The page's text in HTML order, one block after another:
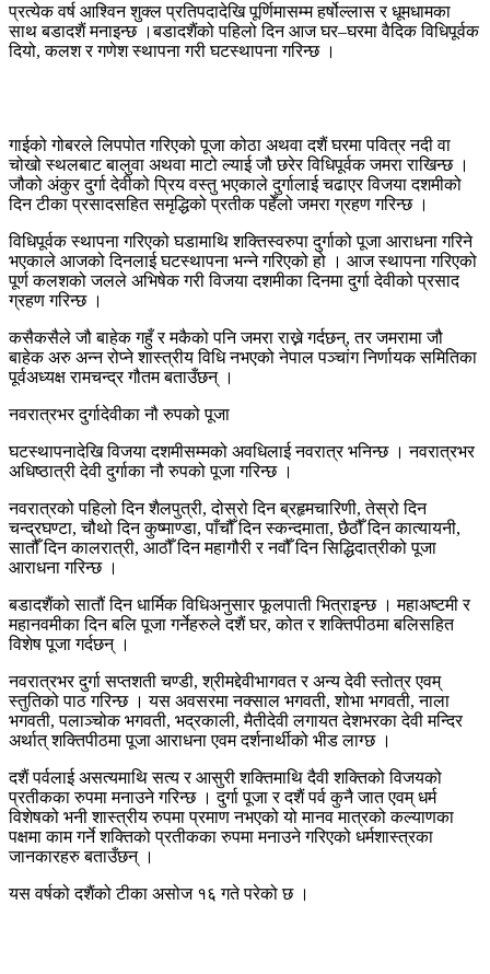
प्रत्येक वर्ष आश्विन शुक्ल प्रतिपदादेखि पूर्णिमासम्म हर्षोल्लास र धूमधामका
साथ बडादशैं मनाइन्छ ।बडादशैंको पहिलो दिन आज घर–घरमा वैदिक विधिपूर्वक
दियो, कलश र गणेश स्थापना गरी घटस्थापना गरिन्छ ।
गाईको गोबरले लिपपोत गरिएको पूजा कोठा अथवा दशैं घरमा पवित्र नदी वा
चोखो स्थलबाट बालुवा अथवा माटो ल्याई जौ छरेर विधिपूर्वक जमरा राखिन्छ ।
जौको अंकुर दुर्गा देवीको प्रिय वस्तु भएकाले दुर्गालाई चढाएर विजया दशमीको
दिन टीका प्रसादसहित समृद्धिको प्रतीक पहेँलो जमरा ग्रहण गरिन्छ ।
विधिपूर्वक स्थापना गरिएको घडामाथि शक्तिस्वरुपा दुर्गाको पूजा आराधना गरिने
भएकाले आजको दिनलाई घटस्थापना भन्ने गरिएको हो । आज स्थापना गरिएको
पूर्ण कलशको जलले अभिषेक गरी विजया दशमीका दिनमा दुर्गा देवीको प्रसाद
ग्रहण गरिन्छ ।
कसैकसैले जौ बाहेक गहुँ र मकैको पनि जमरा राख्ने गर्दछन्, तर जमरामा जौ
बाहेक अरु अन्न रोप्ने शास्त्रीय विधि नभएको नेपाल पञ्चांग निर्णायक समितिका
पूर्वअध्यक्ष रामचन्द्र गौतम बताउँछन् ।
नवरात्रभर दुर्गादेवीका नौ रुपको पूजा
घटस्थापनादेखि विजया दशमीसम्मको अवधिलाई नवरात्र भनिन्छ । नवरात्रभर
अधिष्ठात्री देवी दुर्गाका नौ रुपको पूजा गरिन्छ ।
नवरात्रको पहिलो दिन शैलपुत्री, दोस्रो दिन ब्रहृमचारिणी, तेस्रो दिन
चन्द्रघण्टा, चौथो दिन कुष्माण्डा, पाँचौँ दिन स्कन्दमाता, छैठौँ दिन कात्यायनी,
सातौँ दिन कालरात्री, आठौँ दिन महागौरी र नवौँ दिन सिद्धिदात्रीको पूजा
आराधना गरिन्छ ।
बडादशैंको सातौं दिन धार्मिक विधिअनुसार फूलपाती भित्राइन्छ । महाअष्टमी र
महानवमीका दिन बलि पूजा गर्नेहरुले दशैं घर, कोत र शक्तिपीठमा बलिसहित
विशेष पूजा गर्दछन् ।
नवरात्रभर दुर्गा सप्तशती चण्डी, श्रीमद्देवीभागवत र अन्य देवी स्तोत्र एवम्
स्तुतिको पाठ गरिन्छ । यस अवसरमा नक्साल भगवती, शोभा भगवती, नाला
भगवती, पलाञ्चोक भगवती, भद्रकाली, मैतीदेवी लगायत देशभरका देवी मन्दिर
अर्थात् शक्तिपीठमा पूजा आराधना एवम दर्शनार्थीको भीड लाग्छ ।
दशैं पर्वलाई असत्यमाथि सत्य र आसुरी शक्तिमाथि दैवी शक्तिको विजयको
प्रतीकका रुपमा मनाउने गरिन्छ । दुर्गा पूजा र दशैं पर्व कुनै जात एवम् धर्म
विशेषको भनी शास्त्रीय रुपमा प्रमाण नभएको यो मानव मात्रको कल्याणका
पक्षमा काम गर्ने शक्तिको प्रतीकका रुपमा मनाउने गरिएको धर्मशास्त्रका
जानकारहरु बताउँछन् ।
यस वर्षको दशैंको टीका असोज १६ गते परेको छ ।